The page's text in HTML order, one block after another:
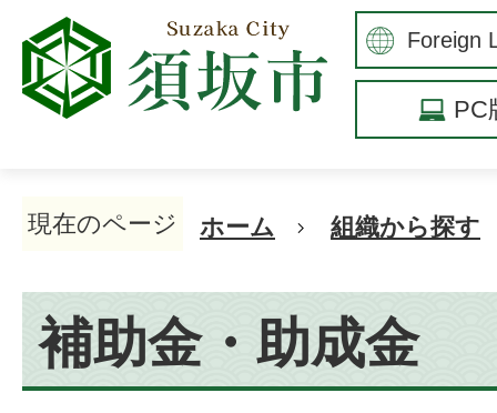
PC
現在のページ ホーム 組織から探す
補助金・助成金